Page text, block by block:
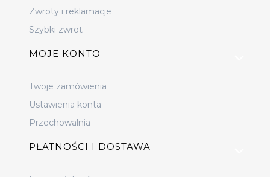
Zwroty i reklamacje
Szybki zwrot
MOJE KONTO
Twoje zamówienia
Ustawienia konta
Przechowalnia
PŁATNOŚCI I DOSTAWA